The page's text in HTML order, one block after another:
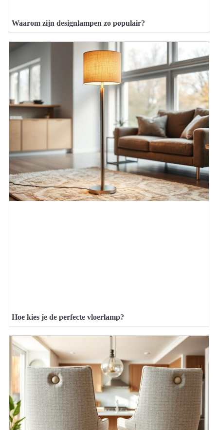
Waarom zijn designlampen zo populair?
Hoe kies je de perfecte vloerlamp?